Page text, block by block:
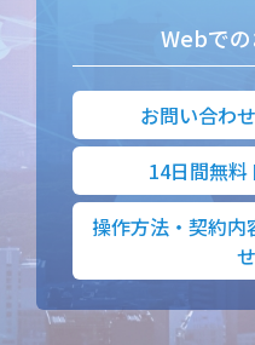
Webで
お問い合わ
14日間無
操作方法・契約内
せ